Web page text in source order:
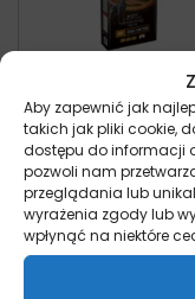
Aby zapewnić jak
takich jak pliki cookie,
dostępu do informacji
pozwoli nam
przeglądania lub
wyrażenia zgody lub
wpłynąć na niektóre
Purina NF Renal
Function –
karma dla psa
pies
Od:119,00zł